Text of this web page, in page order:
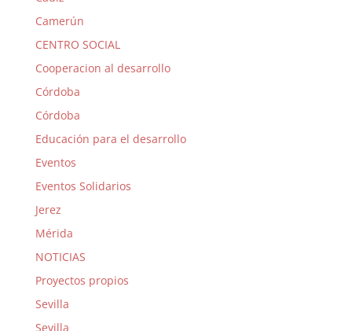
Camerún
CENTRO SOCIAL
Cooperacion al desarrollo
Córdoba
Córdoba
Educación para el desarrollo
Eventos
Eventos Solidarios
Jerez
Mérida
NOTICIAS
Proyectos propios
Sevilla
Sevilla